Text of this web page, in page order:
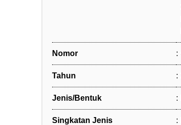
Nomor :
Tahun :
Jenis/Bentuk :
Singkatan Jenis :